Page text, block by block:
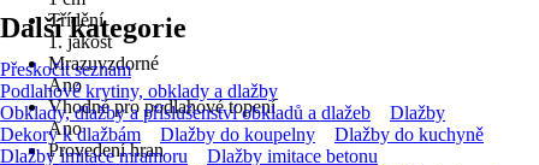
Třídění
1. jakost
Mrazuvzdorné
Ano
Vhodné pro podlahové topení
Ano
Provedení hran
Další kategorie
Přeskočit seznam
Podlahové krytiny, obklady a dlažby
Obklady, dlažby a příslušenství obkladů a dlažeb
Dlažby
Dekory k dlažbám
Dlažby do koupelny
Dlažby do kuchyně
Dlažby imitace mramoru
Dlažby imitace betonu